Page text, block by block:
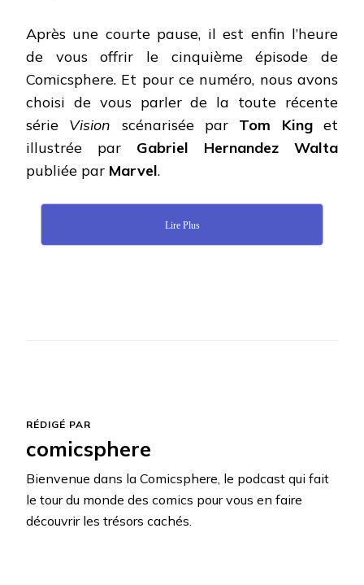
Après une courte pause, il est enfin l’heure
de vous offrir le cinquième épisode de
Comicsphere. Et pour ce numéro, nous avons
choisi de vous parler de la toute récente
série Vision scénarisée par Tom Kinget
illustrée par Gabriel Hernandez Walta
publiée par Marvel.
Lire Plus
RÉDIGÉ PAR
comicsphere
Bienvenue dans la Comicsphere, le podcast qui fait
le tour du monde des comics pour vous en faire
découvrir les trésors cachés.